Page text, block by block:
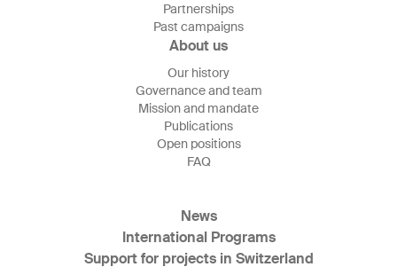
Partnerships
Past campaigns
About us
Our history
Governance and team
Mission and mandate
Publications
Open positions
FAQ
News
International Programs
Support for projects in Switzerland